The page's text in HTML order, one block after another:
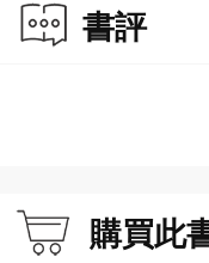
陳家朗
Lisboa。認為我們這一代的詩
詩作、詩評論曾發表在台港澳
選》及《零雨作品集》。
書評
購買此